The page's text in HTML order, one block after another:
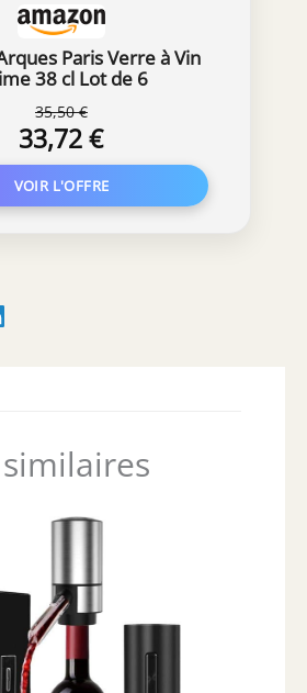
Paris Verre à Vin
38 cl Lot de 6
35,50 €
33,72 €